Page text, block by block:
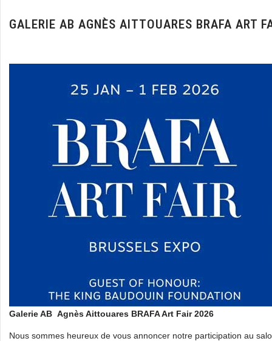
GALERIE AB AGNÈS AITTOUARES BRAFA ART
Galerie AB Agnès Aittouares BRAFA Art Fair 2026
Nous sommes heureux de vous annoncer notre participation au